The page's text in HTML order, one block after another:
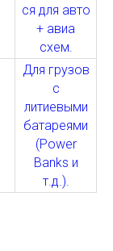
ся для авто
+ авиа
схем.
Для грузов
с
литиевыми
батареями
(Power
Banks и
т.д.).